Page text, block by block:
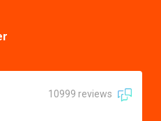
10999 reviews